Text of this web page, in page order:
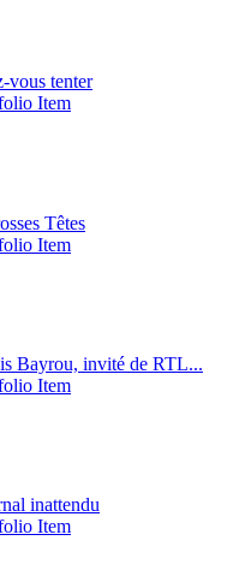
vous tenter
Têtes
Bayrou, invité de RTL...
inattendu